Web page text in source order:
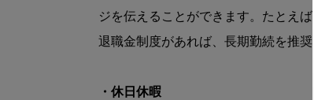
ジを伝えることができます。たとえ
退職金制度があれば、長期勤続を推
・休日休暇